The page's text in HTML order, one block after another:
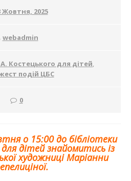
Жовтня, 2025
webadmin
А. Костецького для дітей,
подій ЦБС
0
о 15:00 до бібліотеки
дітей знайомитись із
художниці Маріанни